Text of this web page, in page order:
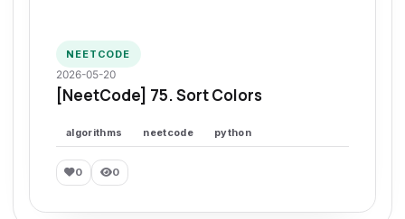
NEETCODE
2026-05-20
[NeetCode] 75. Sort Colors
algorithms neetcode python
0 0